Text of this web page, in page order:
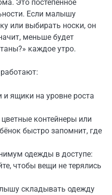
Это постепенное
Если малышу
или выбирать носки, он
меньше будет
каждое утро.
и ящики на уровне роста
контейнеры или
быстро запомнит, где
одежды в доступе:
чтобы вещи не терялись
складывать одежду